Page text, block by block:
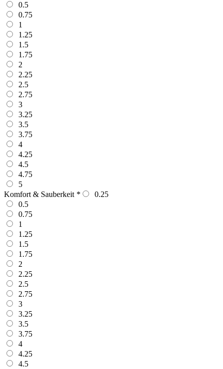
0.5
0.75
1
1.25
1.5
1.75
2
2.25
2.5
2.75
3
3.25
3.5
3.75
4
4.25
4.5
4.75
5
Komfort & Sauberkeit *
0.25
0.5
0.75
1
1.25
1.5
1.75
2
2.25
2.5
2.75
3
3.25
3.5
3.75
4
4.25
4.5